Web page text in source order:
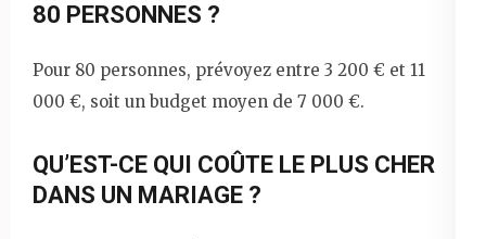
80 PERSONNES ?
Pour 80 personnes, prévoyez entre 3 200 € et 11
000 €, soit un budget moyen de 7 000 €.
QU’EST-CE QUI COÛTE LE PLUS CHER
DANS UN MARIAGE ?